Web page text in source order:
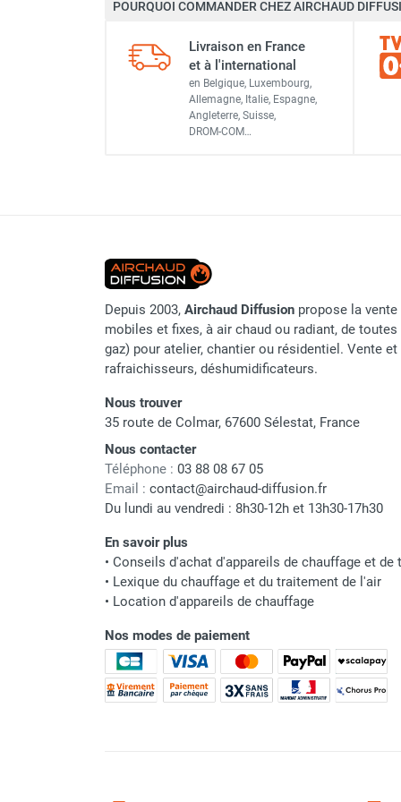
Chaudière mobile à eau
Gaine pour chauffage mobile
Chauffage pour serre et bâtiment
Chauffage FARM au gaz
Rideau d'air eau chaude
Rideau d'air chaud pour pompe à
chaleur
Rideau d'air pour portes tournantes
Rideau d'air ambiant
Rideau d'air froid
Rideau isolant thermique
Parasol chauffant et radiant
infrarouge sur mât
Parasol chauffant à gaz
Parasol chauffant et radiant sur
mât électrique
Chauffage infrarouge fixe mur et
plafond
Chauffage radiant électrique
Panneau rayonnant
Lustre infrarouge électrique
suspendu
Réglette et cassette rayonnante
POURQUOI COMMANDER CHEZ AIRCHAUD
Livraison en France
et à l'international
en Belgique, Luxembourg,
Allemagne, Italie, Espagne,
Angleterre, Suisse,
DROM-COM…
Depuis 2003, Airchaud Diffusion propose la
mobiles et fixes, à air chaud ou radiant, de
gaz) pour atelier, chantier ou résidentiel. Vente
rafraichisseurs, déshumidificateurs.
Nous trouver
35 route de Colmar, 67600 Sélestat, France
Nous contacter
Téléphone : 03 88 08 67 05
Email : contact@airchaud-diffusion.fr
Du lundi au vendredi : 8h30-12h et 13h30-17h30
En savoir plus
• Conseils d'achat d'appareils de chauffage et de
• Lexique du chauffage et du traitement de l'air
• Location d'appareils de chauffage
Nos modes de paiement